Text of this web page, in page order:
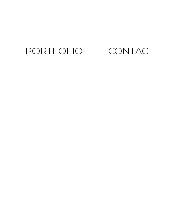
PORTFOLIO CONTACT